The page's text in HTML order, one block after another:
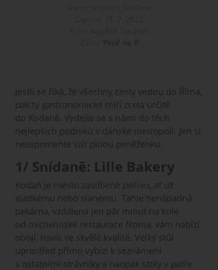
Proč ne ?!
Jestli se říká, že všechny cesty vedou do Říma,
pak ty gastronomické míří zcela určitě
do Kodaně. Vydejte se s námi do těch
nejlepších podniků v dánské metropoli. Jen si
nezapomeňte vzít plnou peněženku.
1/ Snídaně: Lille Bakery
Kodaň je město zaslíbené pečivu, ať už
sladkému nebo slanému. Tahle nenápadná
pekárna, vzdálená jen pár minut na kole
od michelinské restaurace Noma, vám nabízí
obojí, navíc ve skvělé kvalitě. Velký stůl
uprostřed přímo vybízí k seznámení
s ostatními strávníky a naopak stoly v patře